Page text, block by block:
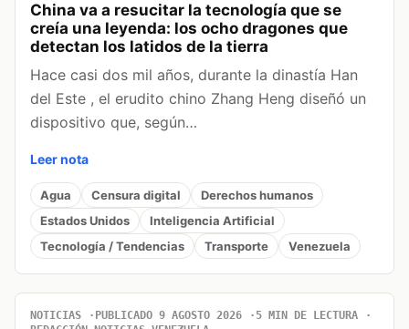
China va a resucitar la tecnología que se
creía una leyenda: los ocho dragones que
detectan los latidos de la tierra
Hace casi dos mil años, durante la dinastía Han
del Este , el erudito chino Zhang Heng diseñó un
dispositivo que, según…
Leer nota
Agua Censura digital
Derechos humanos
Estados Unidos
Inteligencia Artificial
Tecnología / Tendencias
Transporte Venezuela
NOTICIAS PUBLICADO 9 AGOSTO 2026
5 MIN DE LECTURA